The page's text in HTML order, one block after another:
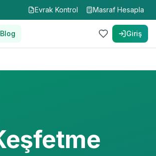
Evrak Kontrol Masraf Hesapla
Blog Giriş